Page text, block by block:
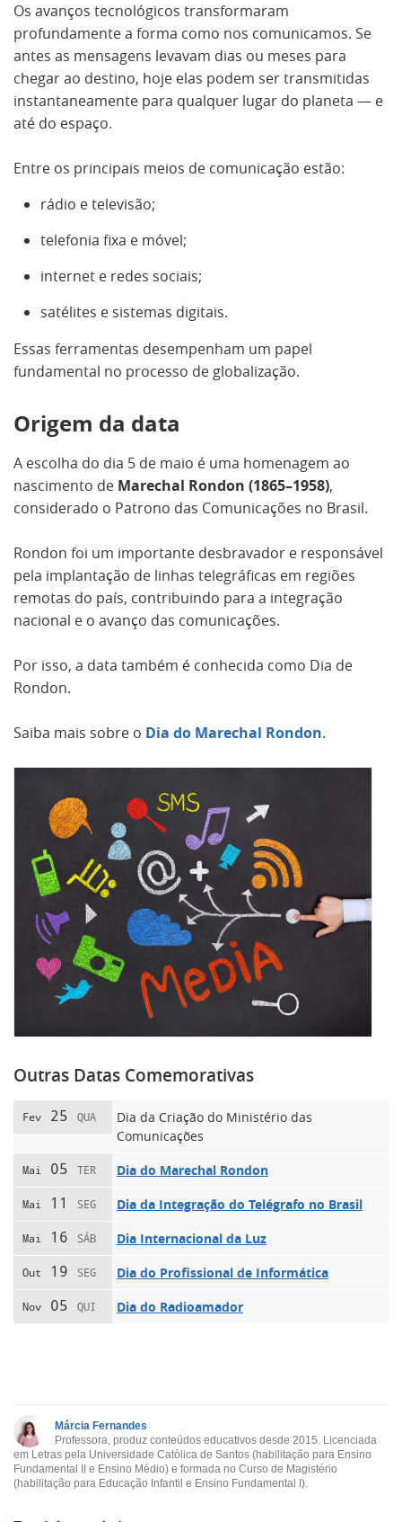
Os avanços tecnológicos transformaram
profundamente a forma como nos comunicamos. Se
antes as mensagens levavam dias ou meses para
chegar ao destino, hoje elas podem ser transmitidas
instantaneamente para qualquer lugar do planeta — e
até do espaço.
Entre os principais meios de comunicação estão:
rádio e televisão;
telefonia fixa e móvel;
internet e redes sociais;
satélites e sistemas digitais.
Essas ferramentas desempenham um papel
fundamental no processo de globalização.
Origem da data
A escolha do dia 5 de maio é uma homenagem ao
nascimento de Marechal Rondon (1865–1958),
considerado o Patrono das Comunicações no Brasil.
Rondon foi um importante desbravador e responsável
pela implantação de linhas telegráficas em regiões
remotas do país, contribuindo para a integração
nacional e o avanço das comunicações.
Por isso, a data também é conhecida como Dia de
Rondon.
Saiba mais sobre o Dia do Marechal Rondon.
Outras Datas Comemorativas
Fev 25 QUA
Dia da Criação do Ministério das
Comunicações
Mai 05 TER Dia do Marechal Rondon
Mai 11 SEG Dia da Integração do Telégrafo no Brasil
Mai 16 SÁB Dia Internacional da Luz
Out 19 SEG Dia do Profissional de Informática
Nov 05 QUI Dia do Radioamador
Márcia Fernandes
Professora, produz conteúdos educativos desde 2015. Licenciada
em Letras pela Universidade Católica de Santos (habilitação para Ensino
Fundamental II e Ensino Médio) e formada no Curso de Magistério
(habilitação para Educação Infantil e Ensino Fundamental I).